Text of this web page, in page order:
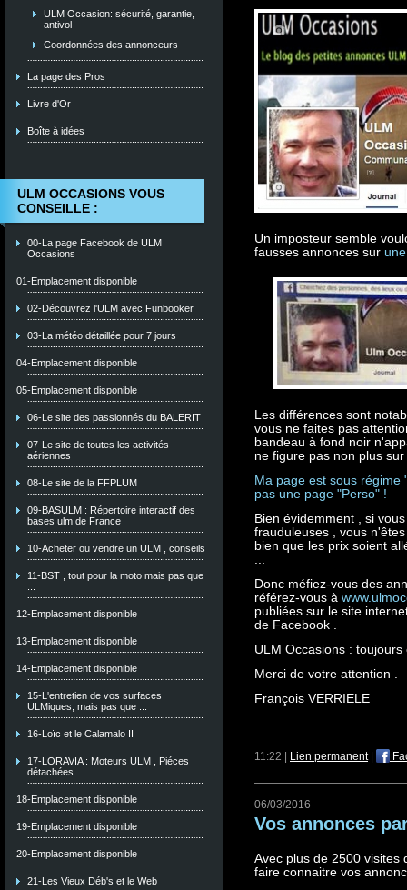
ULM Occasion: sécurité, garantie,
antivol
Coordonnées des annonceurs
La page des Pros
Livre d'Or
Boîte à idées
ULM OCCASIONS VOUS
CONSEILLE :
00-La page Facebook de ULM
Occasions
01-Emplacement disponible
02-Découvrez l'ULM avec Funbooker
03-La météo détaillée pour 7 jours
04-Emplacement disponible
05-Emplacement disponible
06-Le site des passionnés du BALERIT
07-Le site de toutes les activités
aériennes
08-Le site de la FFPLUM
09-BASULM : Répertoire interactif des
bases ulm de France
10-Acheter ou vendre un ULM , conseils
11-BST , tout pour la moto mais pas que
12-Emplacement disponible
13-Emplacement disponible
14-Emplacement disponible
15-L'entretien de vos surfaces
ULMiques, mais pas que ...
16-Loïc et le Calamalo II
17-LORAVIA : Moteurs ULM , Piéces
détachées
18-Emplacement disponible
19-Emplacement disponible
20-Emplacement disponible
21-Les Vieux Déb's et le Web
Un imposteur semble
fausses annonces sur
Les différences sont
vous ne faites pas
bandeau à fond noir
ne figure pas non plus
Ma page est sous régime
pas une page "Perso" !
Bien évidemment , si
frauduleuses , vous
bien que les prix soient
Donc méfiez-vous des
référez-vous à
publiées sur le site
de Facebook .
ULM Occasions :
Merci de votre attention .
François VERRIELE
11:22 | Lien permanent|
06/03/2016
Vos annonces
Avec plus de 2500 visites
faire connaitre vos